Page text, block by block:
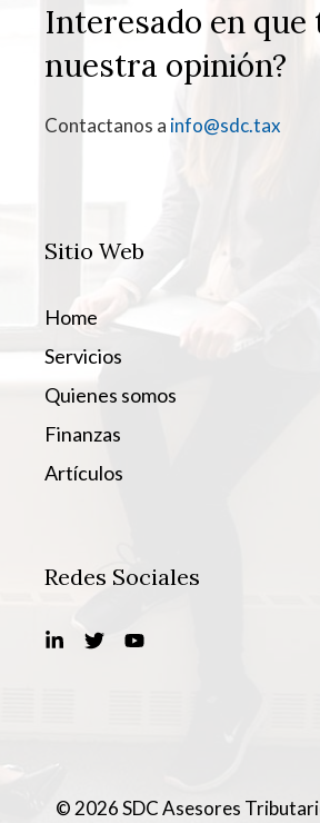
Interesado en que
nuestra opinión?
Contactanos a info@sdc.tax
Sitio Web
Home
Servicios
Quienes somos
Finanzas
Artículos
Redes Sociales
© 2026 SDC Asesores